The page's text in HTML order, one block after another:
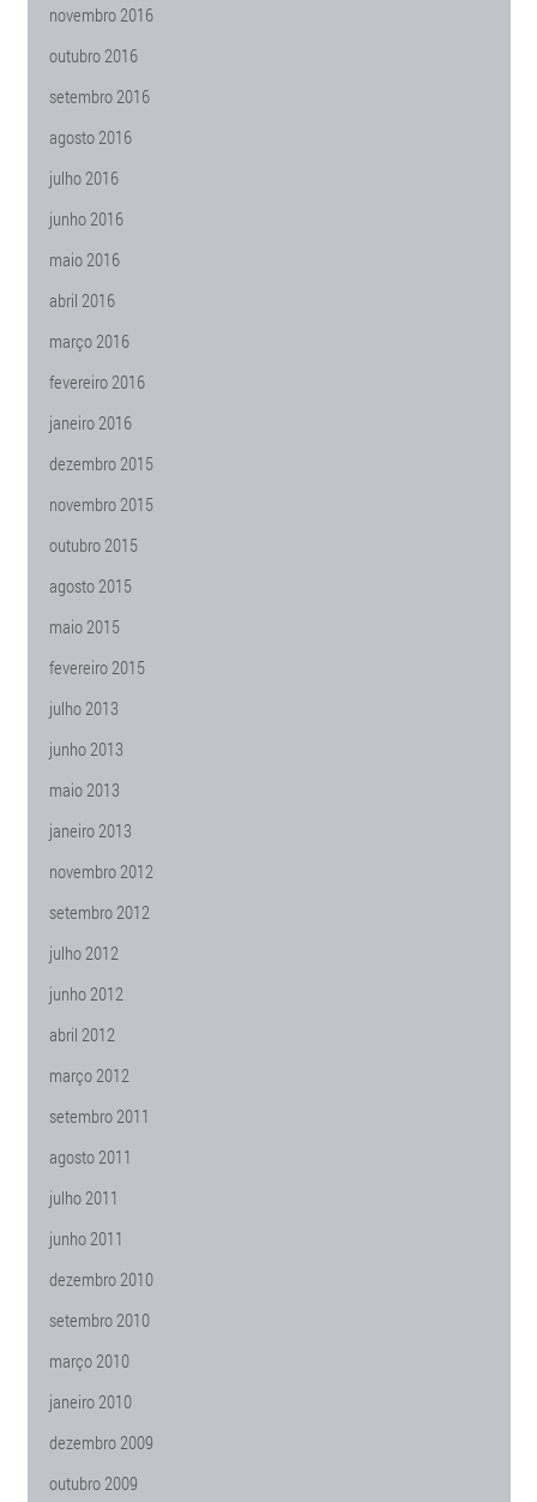
novembro 2016
outubro 2016
setembro 2016
agosto 2016
julho 2016
junho 2016
maio 2016
abril 2016
março 2016
fevereiro 2016
janeiro 2016
dezembro 2015
novembro 2015
outubro 2015
agosto 2015
maio 2015
fevereiro 2015
julho 2013
junho 2013
maio 2013
janeiro 2013
novembro 2012
setembro 2012
julho 2012
junho 2012
abril 2012
março 2012
setembro 2011
agosto 2011
julho 2011
junho 2011
dezembro 2010
setembro 2010
março 2010
janeiro 2010
dezembro 2009
outubro 2009